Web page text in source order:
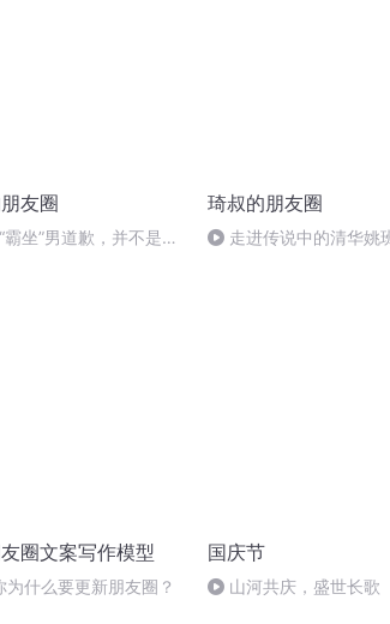
友圈
霸坐”男道歉，并不是每
琦叔的朋友圈
走进传说中的清华姚
圈文案写作模型
为什么要更新朋友圈？
国庆节
山河共庆，盛世长歌